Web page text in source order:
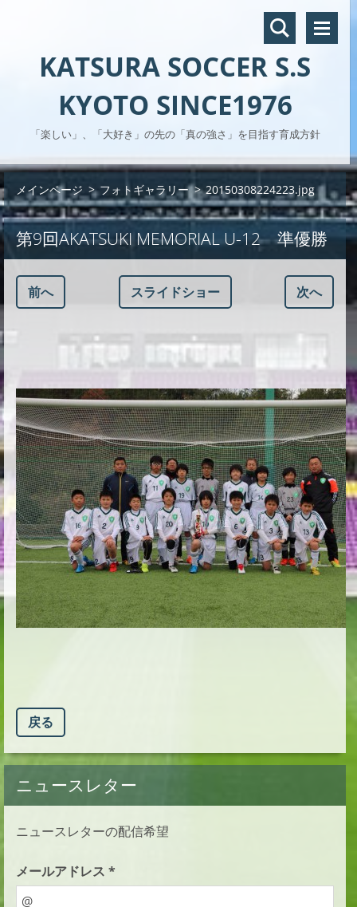
KATSURA SOCCER S.S
KYOTO SINCE1976
「楽しい」、「大好き」の先の「真の強さ」を目指す育成方針
メインページ > フォトギャラリー > 20150308224223.jpg
第9回AKATSUKI MEMORIAL U-12 準優勝
前へ スライドショー 次へ
戻る
ニュースレター
ニュースレターの配信希望
メールアドレス *